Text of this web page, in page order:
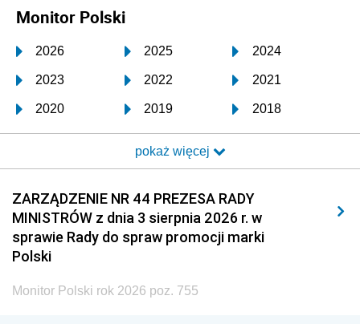
Monitor Polski
2026 2025 2024
2023 2022 2021
2020 2019 2018
2017 2016 2015
2014 2013 2012
2011 2010 2009
2008 2007 2006
2005
pokaż więcej
ZARZĄDZENIE NR 44 PREZESA RADY
MINISTRÓW z dnia 3 sierpnia 2026 r. w
sprawie Rady do spraw promocji marki
Polski
Monitor Polski rok 2026 poz. 755